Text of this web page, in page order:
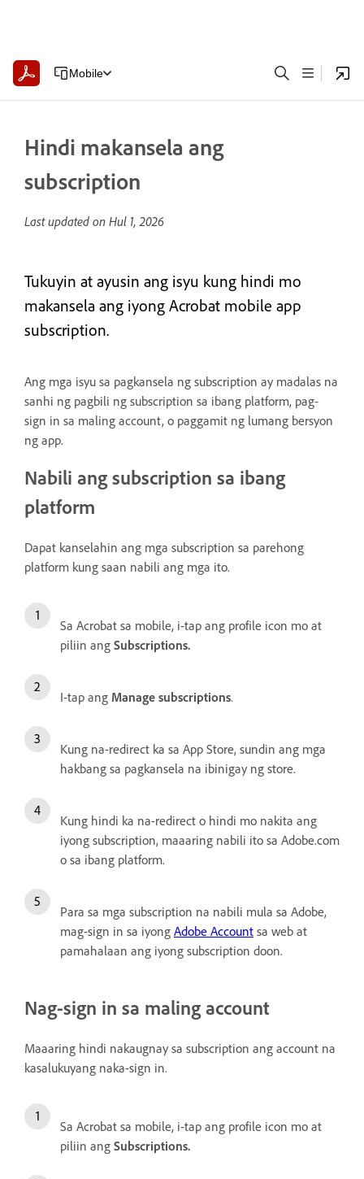
Mobile
Hindi makansela ang
subscription
Last updated on Hul 1, 2026
Tukuyin at ayusin ang isyu kung hindi mo
makansela ang iyong Acrobat mobile app
subscription.
Ang mga isyu sa pagkansela ng subscription ay madalas na
sanhi ng pagbili ng subscription sa ibang platform, pag-
sign in sa maling account, o paggamit ng lumang bersyon
ng app.
Nabili ang subscription sa ibang
platform
Dapat kanselahin ang mga subscription sa parehong
platform kung saan nabili ang mga ito.
Sa Acrobat sa mobile, i-tap ang profile icon mo at
piliin ang Subscriptions.
I-tap ang Manage subscriptions.
Kung na-redirect ka sa App Store, sundin ang mga
hakbang sa pagkansela na ibinigay ng store.
Kung hindi ka na-redirect o hindi mo nakita ang
iyong subscription, maaaring nabili ito sa Adobe.com
o sa ibang platform.
Para sa mga subscription na nabili mula sa Adobe,
mag-sign in sa iyong Adobe Account sa web at
pamahalaan ang iyong subscription doon.
Nag-sign in sa maling account
Maaaring hindi nakaugnay sa subscription ang account na
kasalukuyang naka-sign in.
Sa Acrobat sa mobile, i-tap ang profile icon mo at
piliin ang Subscriptions.